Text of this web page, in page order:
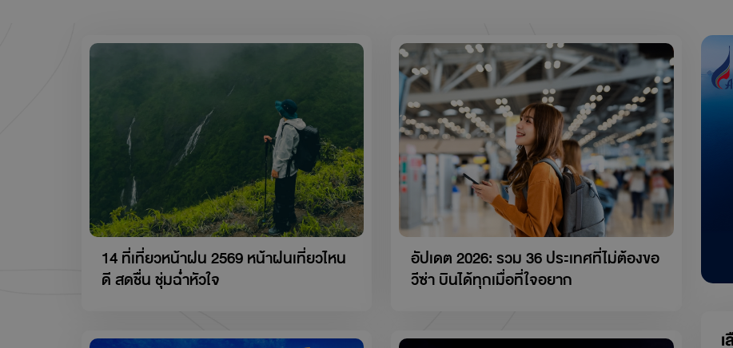
14 ที่เที่ยวหน้าฝน 2569 หน้าฝนเที่ยวไหน
ดี สดชื่น ชุ่มฉ่ำหัวใจ
อัปเดต 2026: รวม 36 ประเทศที่ไม่ต้องขอ
วีซ่า บินได้ทุกเมื่อที่ใจอยาก